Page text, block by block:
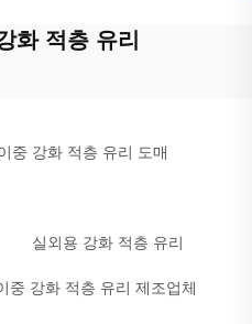
화 적층 유리
중 강화 적층 유리 도매
실외용 강화 적층 유리
중 강화 적층 유리 제조업체